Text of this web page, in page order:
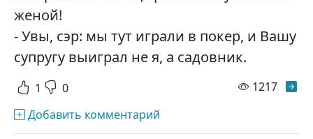
женой!
- Увы, сэр: мы тут играли в покер, и Вашу
супругу выиграл не я, а садовник.
1 0 1217
Добавить комментарий